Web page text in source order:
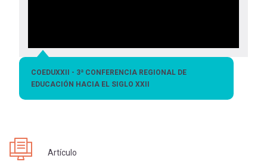
COEDUXXII - 3ª CONFERENCIA REGIONAL DE
EDUCACIÓN HACIA EL SIGLO XXII
Artículo